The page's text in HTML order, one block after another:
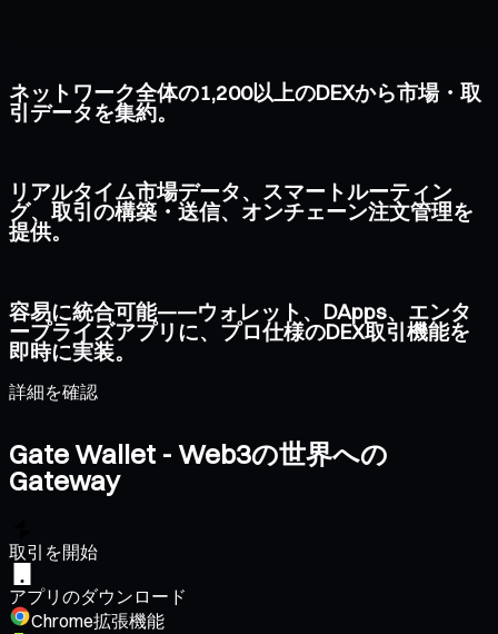
ネットワーク全体の1,200以上のDEXから市場・取
引データを集約。
リアルタイム市場データ、スマートルーティン
グ、取引の構築・送信、オンチェーン注文管理を
提供。
容易に統合可能——ウォレット、DApps、エンタ
ープライズアプリに、プロ仕様のDEX取引機能を
即時に実装。
詳細を確認
Gate Wallet - Web3の世界への
Gateway
取引を開始
アプリのダウンロード
Chrome拡張機能